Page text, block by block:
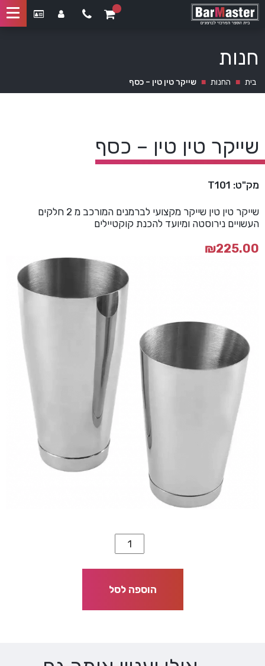
חנות
בית ■ החנות ■ שייקר טין טין – כסף
שייקר טין טין – כסף
מק"ט: T101
שייקר טין טין שייקר מקצועי לברמנים המורכב מ 2 חלקים
העשויים נירוסטה ומיועד להכנת קוקטיילים
₪225.00
הוספה לסל